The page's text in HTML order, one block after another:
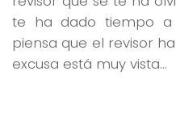
te ha dado tiempo a
piensa que el revisor
excusa está muy vista…